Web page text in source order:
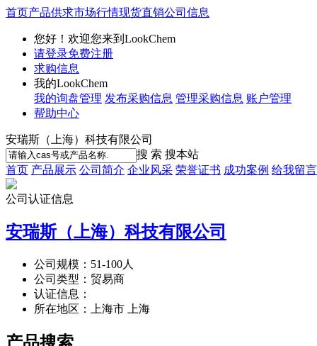
首页产品供求市场行情现货直销公司信息
您好！欢迎您来到LookChem
请登录免费注册
求购信息
我的LookChem
我的询盘管理 发布采购信息 管理采购信息 账户管理
帮助中心
安瑞斯（上海）科技有限公司
搜 索 搜本站
首页 产品展示 公司简介 企业风采 荣誉证书 成功案例 给我留言
公司认证信息
安瑞斯（上海）科技有限公司
公司规模： 51-100人
公司类型： 贸易商
认证信息：
所在地区：
上海市 上海